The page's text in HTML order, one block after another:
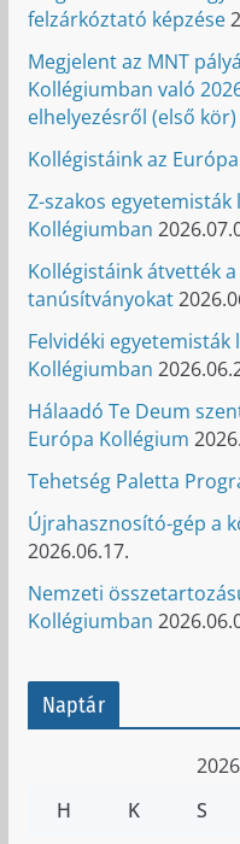
felzárkóztató képzése
Megjelent az MNT
Kollégiumban való
elhelyezésről (első kör)
Kollégistáink az
Z-szakos
Kollégiumban
Kollégistáink átvették
tanúsítványokat
Felvidéki
Kollégiumban
Hálaadó Te Deum
Európa Kollégium
Tehetség Paletta
Újrahasznosító-gép a
2026.06.17.
Nemzeti
Kollégiumban
Naptár
H
K S